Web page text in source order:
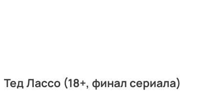
Тед Лассо (18+, финал сериала)